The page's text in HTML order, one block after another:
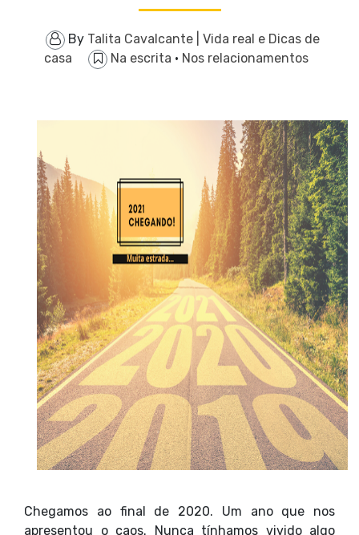
By Talita Cavalcante | Vida real e Dicas de
casa
Na escrita · Nos relacionamentos
Chegamos ao final de 2020. Um ano que nos
apresentou o caos. Nunca tínhamos vivido algo